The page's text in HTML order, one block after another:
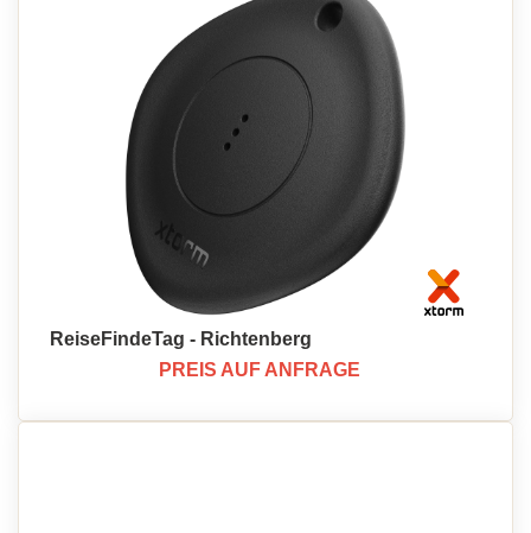
ReiseFindeTag - Richtenberg
PREIS AUF ANFRAGE